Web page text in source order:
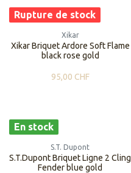
Rupture de stock
Xikar
Xikar Briquet Ardore Soft Flame
black rose gold
95,00 CHF
En stock
S.T. Dupont
S.T.Dupont Briquet Ligne 2 Cling
Fender blue gold